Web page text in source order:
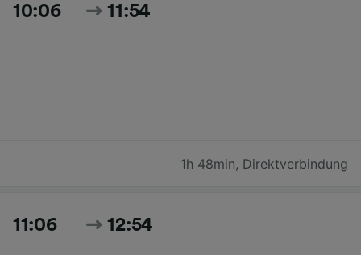
10:06 11:54
1h 48min, Direktverbindung
11:06 12:54